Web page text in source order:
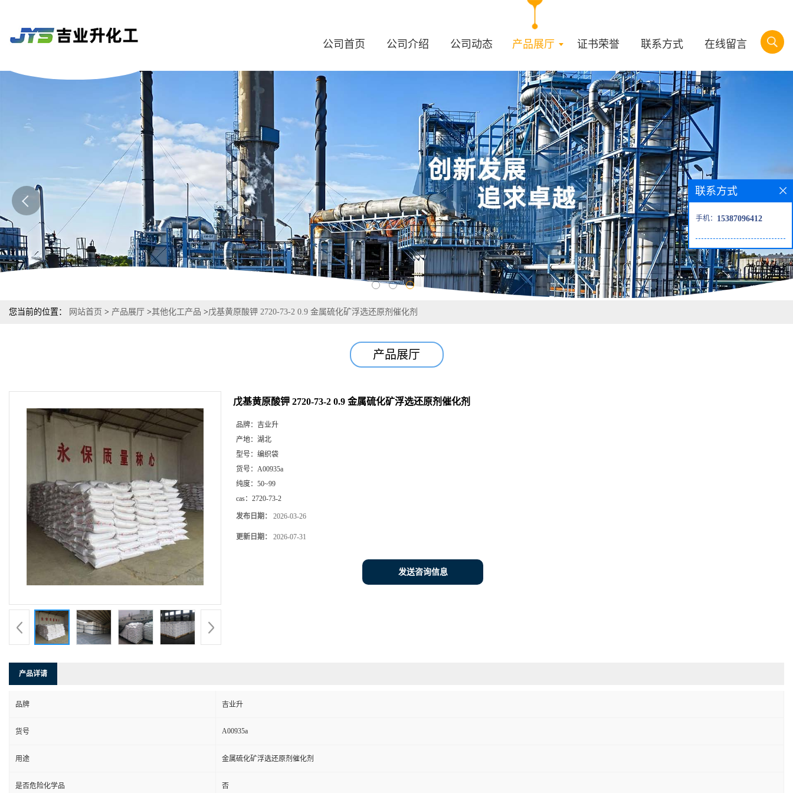
公司首页 公司介绍 公司动态 产品展厅 证书荣誉 联系方式 在线留言
您当前的位置： 网站首页 > 产品展厅 >其他化工产品 >戊基黄原酸钾 2720-73-2 0.9 金属硫化矿浮选还原剂催化剂
产品展厅
戊基黄原酸钾 2720-73-2 0.9 金属硫化矿浮选还原剂催化剂
品牌： 吉业升
产地： 湖北
型号： 编织袋
货号： A00935a
纯度： 50~99
cas： 2720-73-2
发布日期： 2026-03-26
更新日期： 2026-07-31
发送咨询信息
产品详请
品牌 吉业升
货号 A00935a
用途 金属硫化矿浮选还原剂催化剂
是否危险化学品 否
联系方式
手机： 15387096412